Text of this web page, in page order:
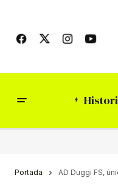
Portada AD Duggi FS,